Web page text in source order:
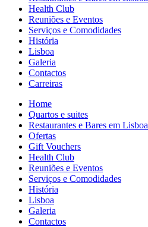
Health Club
Reuniões e Eventos
Serviços e Comodidades
História
Lisboa
Galeria
Contactos
Carreiras
Home
Quartos e suites
Restaurantes e Bares em Lisboa
Ofertas
Gift Vouchers
Health Club
Reuniões e Eventos
Serviços e Comodidades
História
Lisboa
Galeria
Contactos